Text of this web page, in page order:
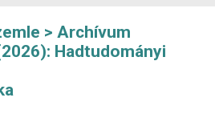
Archívum
Hadtudományi